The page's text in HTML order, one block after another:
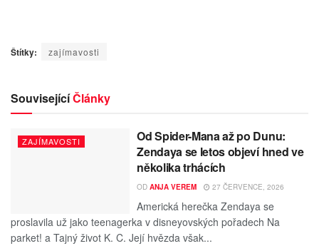
Štítky: zajímavosti
SouvisejícíČlánky
ZAJÍMAVOSTI
Od Spider-Mana až po Dunu:
Zendaya se letos objeví hned ve
několika trhácích
OD ANJA VEREM 27 ČERVENCE, 2026
Americká herečka Zendaya se
proslavila už jako teenagerka v disneyovských pořadech Na
parket! a Tajný život K. C. Její hvězda však...